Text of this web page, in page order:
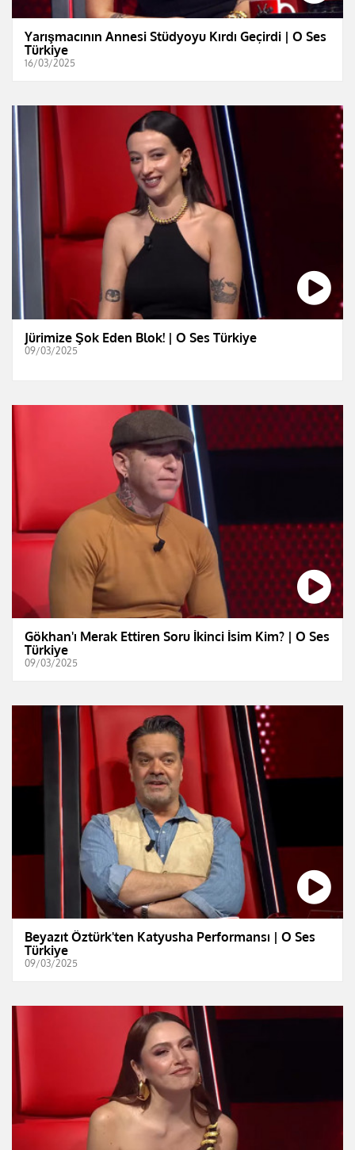
Yarışmacının Annesi Stüdyoyu Kırdı Geçirdi | O Ses
Türkiye
16/03/2025
Jürimize Şok Eden Blok! | O Ses Türkiye
09/03/2025
Gökhan'ı Merak Ettiren Soru İkinci İsim Kim? | O Ses
Türkiye
09/03/2025
Beyazıt Öztürk'ten Katyusha Performansı | O Ses
Türkiye
09/03/2025